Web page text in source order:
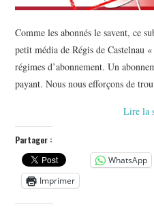
Comme les abonnés le savent, ce
petit média de Régis de
régimes d’abonnement. Un
payant. Nous nous efforçons de
Lire la
Partager :
WhatsApp
Imprimer